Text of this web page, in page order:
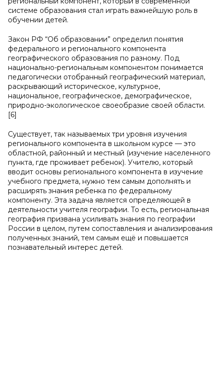
системе образования стал играть важнейшую роль в
обучении детей.
Закон РФ “Об образовании” определил понятия
федерального и регионального компонента
географического образования по разному. Под
национально-региональным компонентом понимается
педагогически отобранный географический материал,
раскрывающий историческое, культурное,
национальное, географическое, демографическое,
природно-экологическое своеобразие своей области.
[6]
Существует, так называемых три уровня изучения
регионального компонента в школьном курсе — это
областной, районный и местный (изучение населенного
пункта, где проживает ребенок). Учителю, который
вводит основы регионального компонента в изучение
учебного предмета, нужно тем самым дополнять и
расширять знания ребенка по федеральному
компоненту. Эта задача является определяющей в
деятельности учителя географии. То есть, региональная
география призвана усиливать знания по географии
России в целом, путем сопоставления и анализирования
полученных знаний, тем самым ещё и повышается
познавательный интерес детей.